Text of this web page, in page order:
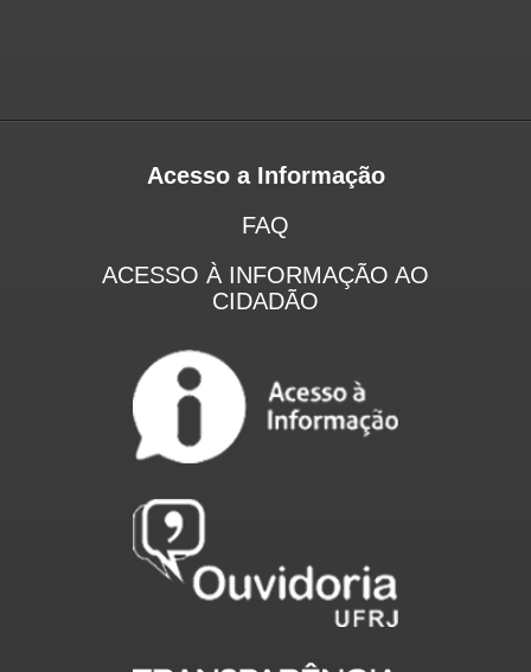
Acesso a Informação
FAQ
ACESSO À INFORMAÇÃO AO
CIDADÃO